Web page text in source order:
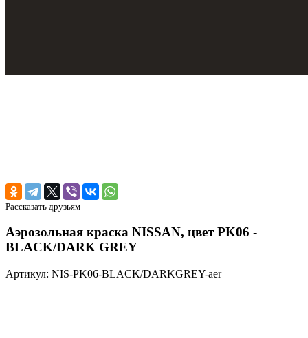
Рассказать друзьям
Аэрозольная краска NISSAN, цвет PK06 -
BLACK/DARK GREY
Артикул: NIS-PK06-BLACK/DARKGREY-aer